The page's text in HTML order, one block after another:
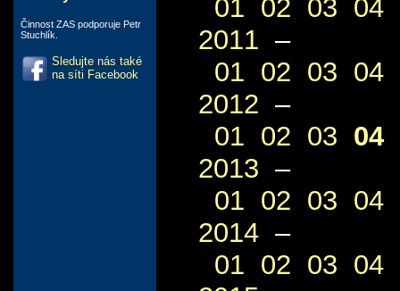
Činnost ZAS podporuje Petr
Stuchlík.
Sledujte nás také
na síti Facebook
01 02 03 04
2011 –
01 02 03 04
2012 –
01 02 03 04
2013 –
01 02 03 04
2014 –
01 02 03 04